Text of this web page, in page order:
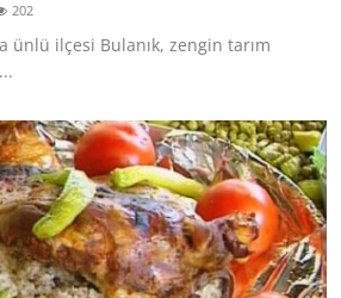
202
ünlü ilçesi Bulanık, zengin tarım